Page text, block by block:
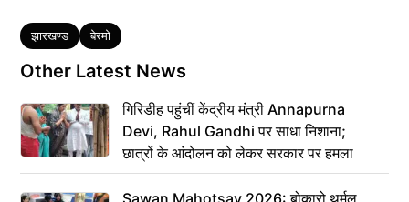
Tags
झारखण्ड बेरमो
Other Latest News
गिरिडीह पहुंचीं केंद्रीय मंत्री Annapurna
Devi, Rahul Gandhi पर साधा निशाना;
छात्रों के आंदोलन को लेकर सरकार पर हमला